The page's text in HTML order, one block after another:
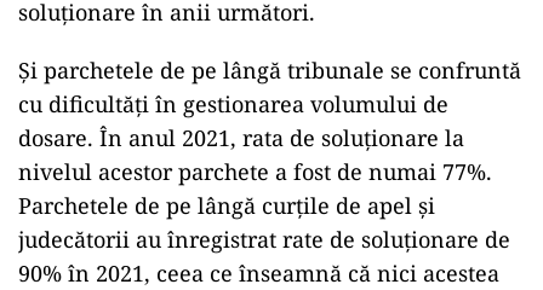
soluționare în anii următori.
Și parchetele de pe lângă tribunale se confruntă
cu dificultăți în gestionarea volumului de
dosare. În anul 2021, rata de soluționare la
nivelul acestor parchete a fost de numai 77%.
Parchetele de pe lângă curțile de apel și
judecătorii au înregistrat rate de soluționare de
90% în 2021, ceea ce înseamnă că nici acestea